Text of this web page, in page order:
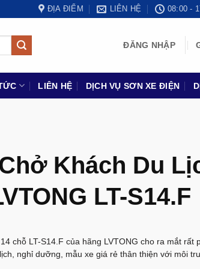
ĐỊA ĐIỂM LIÊN HỆ 08:00 -
ĐĂNG NHẬP
LIÊN HỆ DỊCH VỤ SƠN XE ĐIỆN
Khách Du
LT-S14.F
chỗ LT-S14.F của hãng LVTONG cho ra mắt rất
nghỉ dưỡng, mẫu xe giá rẻ thân thiện với môi